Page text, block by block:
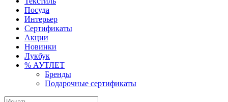
Посуда
Интерьер
Сертификаты
Акции
Новинки
Лукбук
% АУТЛЕТ
Бренды
Подарочные сертификаты